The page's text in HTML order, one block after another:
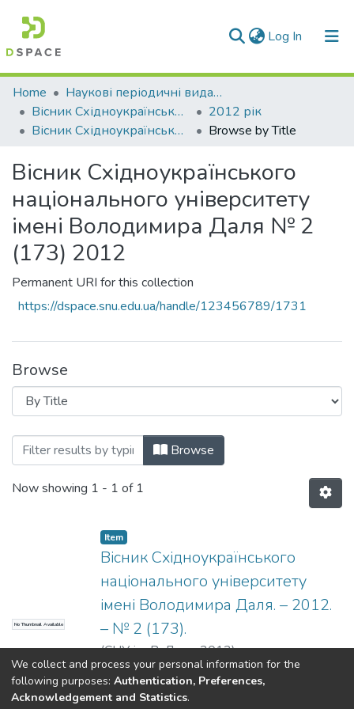
Log In (current)
Communities & Collections
All of DSpace
Home
Наукові періодичні видання СНУ ім. В. Даля
Вісник Східноукраїнського національного університету імені В. Даля
2012 рік
Вісник Східноукраїнського національного університету імені Володимира Даля № 2 (173) 2012
Browse by Title
Вісник Східноукраїнського
національного університету
імені Володимира Даля № 2
(173) 2012
Permanent URI for this collection
https://dspace.snu.edu.ua/handle/123456789/1731
Browse
Browsing Вісник Східноукраїнського
Browse
Now showing 1 - 1 of 1
No Thumbnail Available
Item
Вісник Східноукраїнського
національного університету
імені Володимира Даля. – 2012.
– № 2 (173).
(СНУ ім. В. Даля,2012)
Dspace & Volodymyr Dahl East Ukrainian National University
We collect and process your personal information for the
following purposes: Authentication, Preferences,
Acknowledgement and Statistics.